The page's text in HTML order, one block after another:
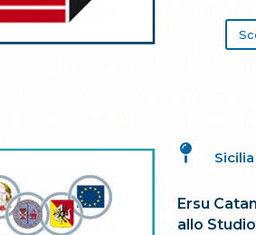
Sicilia

Ersu
allo